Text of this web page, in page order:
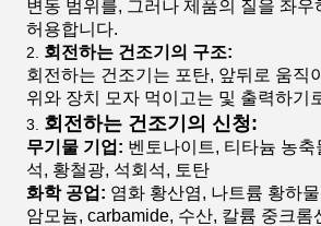
변동 범위를, 그러나 제품의 질을 좌우
허용합니다.
2. 회전하는 건조기의 구조:
회전하는 건조기는 포탄, 앞뒤로 움직
위와 장치 모자 먹이고는 및 출력하기
3. 회전하는 건조기의 신청:
무기물 기업: 벤토나이트, 티타늄 농축
석, 황철광, 석회석, 토탄
화학 공업: 염화 황산염, 나트륨 황하
암모늄, carbamide, 수산, 칼륨 중크롬